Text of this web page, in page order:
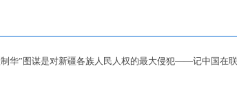
”图谋是对新疆各族人民人权的最大侵犯——记中国在联